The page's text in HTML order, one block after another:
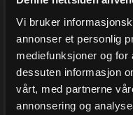
Vi bruker
annonser et personlig
mediefunksjoner og
dessuten informasjon
vårt, med partnerne
annonsering og
Fra 585,00
Eks.Mva
Velg